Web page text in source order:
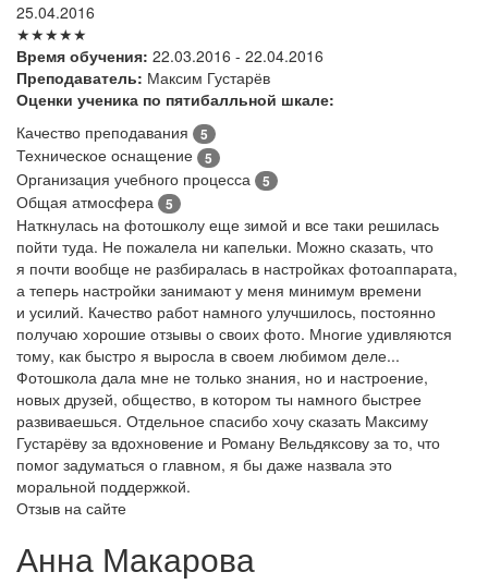
25.04.2016
★★★★★
Время обучения: 22.03.2016 - 22.04.2016
Преподаватель: Максим Густарёв
Оценки ученика по пятибалльной шкале:
Качество преподавания
5
Техническое оснащение 5
Организация учебного процесса 5
Общая атмосфера 5
Наткнулась на фотошколу еще зимой и все таки решилась
пойти туда. Не пожалела ни капельки. Можно сказать, что
я почти вообще не разбиралась в настройках фотоаппарата,
а теперь настройки занимают у меня минимум времени
и усилий. Качество работ намного улучшилось, постоянно
получаю хорошие отзывы о своих фото. Многие удивляются
тому, как быстро я выросла в своем любимом деле...
Фотошкола дала мне не только знания, но и настроение,
новых друзей, общество, в котором ты намного быстрее
развиваешься. Отдельное спасибо хочу сказать Максиму
Густарёву за вдохновение и Роману Вельдяксову за то, что
помог задуматься о главном, я бы даже назвала это
моральной поддержкой.
Отзыв на сайте
Анна Макарова